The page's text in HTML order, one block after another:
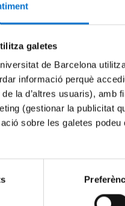
galetes
de Barcelona
informació perquè
la d’altres usuaris), amb
(gestionar la publicitat
sobre les galetes podeu